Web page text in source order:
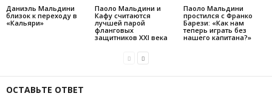
Даниэль Мальдини
близок к переходу в
«Кальяри»
Паоло Мальдини и
Кафу считаются
лучшей парой
фланговых
защитников XXI века
Паоло Мальдини
простился с Франко
Барези: «Как нам
теперь играть без
нашего капитана?»
ОСТАВЬТЕ ОТВЕТ